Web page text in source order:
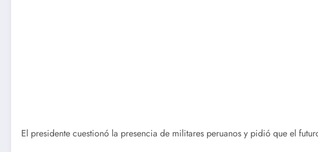
El presidente cuestionó la presencia de militares peruanos y pidió que el